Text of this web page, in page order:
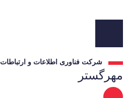
شرکت فناوری اطلاعات و ارتباطات
مهرگستر